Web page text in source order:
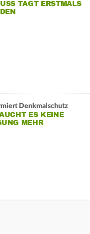
TAGT ERSTMALS
Denkmalschutz
ES KEINE
MEHR